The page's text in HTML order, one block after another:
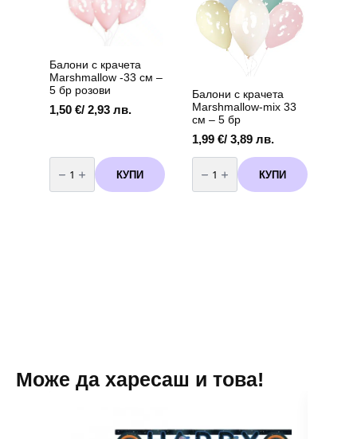
броя)
вариант
Балони с крачета
Marshmallow -33 см –
5 бр розови
1,50 €/ 2,93 лв.
количество
за
Балони
с
КУПИ
Балони с крачета
Marshmallow-mix 33
см – 5 бр
1,99 €/ 3,89 лв.
количество
за
Балони
с
КУПИ
Може да харесаш и това!